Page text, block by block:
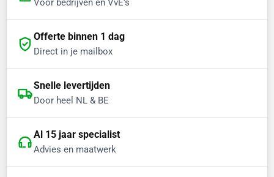
Voor bedrijven en VvE's
Offerte binnen 1 dag
Direct in je mailbox
Snelle levertijden
Door heel NL & BE
Al 15 jaar specialist
Advies en maatwerk